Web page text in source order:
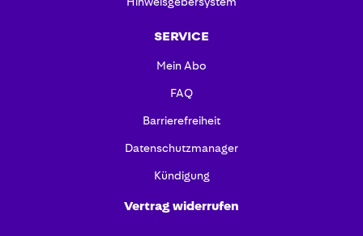
SERVICE
Mein Abo
FAQ
Barrierefreiheit
Datenschutzmanager
Kündigung
Vertrag widerrufen